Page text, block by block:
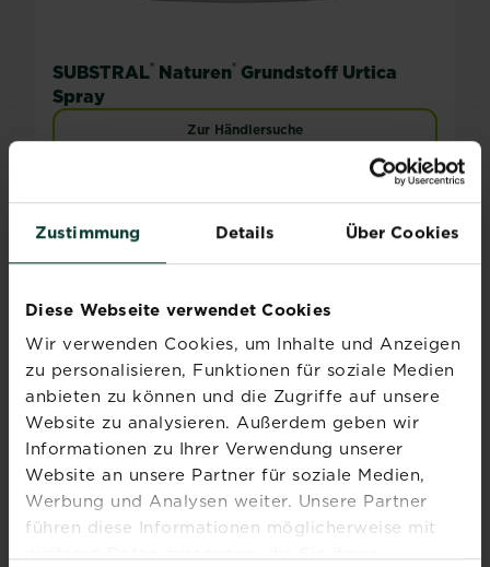
Zustimmung Details Über Cookies
Diese Webseite verwendet Cookies
Wir verwenden Cookies, um Inhalte und Anzeigen
zu personalisieren, Funktionen für soziale Medien
anbieten zu können und die Zugriffe auf unsere
Website zu analysieren. Außerdem geben wir
Informationen zu Ihrer Verwendung unserer
Website an unsere Partner für soziale Medien,
Werbung und Analysen weiter. Unsere Partner
führen diese Informationen möglicherweise mit
weiteren Daten zusammen, die Sie ihnen
SUBSTRAL® Naturen® Grundstoff Urtica
Spray
Zur Händlersuche